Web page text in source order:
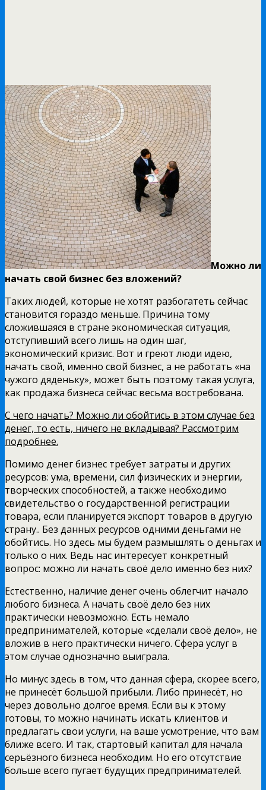
Можно ли
начать свой бизнес без вложений?
Таких людей, которые не хотят разбогатеть сейчас
становится гораздо меньше. Причина тому
сложившаяся в стране экономическая ситуация,
отступивший всего лишь на один шаг,
экономический кризис. Вот и греют люди идею,
начать свой, именно свой бизнес, а не работать «на
чужого дяденьку», может быть поэтому такая услуга,
как продажа бизнеса сейчас весьма востребована.
С чего начать? Можно ли обойтись в этом случае без
денег, то есть, ничего не вкладывая? Рассмотрим
подробнее.
Помимо денег бизнес требует затраты и других
ресурсов: ума, времени, сил физических и энергии,
творческих способностей, а также необходимо
свидетельство о государственной регистрации
товара, если планируется экспорт товаров в другую
страну.. Без данных ресурсов одними деньгами не
обойтись. Но здесь мы будем размышлять о деньгах и
только о них. Ведь нас интересует конкретный
вопрос: можно ли начать своё дело именно без них?
Естественно, наличие денег очень облегчит начало
любого бизнеса. А начать своё дело без них
практически невозможно. Есть немало
предпринимателей, которые «сделали своё дело», не
вложив в него практически ничего. Сфера услуг в
этом случае однозначно выиграла.
Но минус здесь в том, что данная сфера, скорее всего,
не принесёт большой прибыли. Либо принесёт, но
через довольно долгое время. Если вы к этому
готовы, то можно начинать искать клиентов и
предлагать свои услуги, на ваше усмотрение, что вам
ближе всего. И так, стартовый капитал для начала
серьёзного бизнеса необходим. Но его отсутствие
больше всего пугает будущих предпринимателей.